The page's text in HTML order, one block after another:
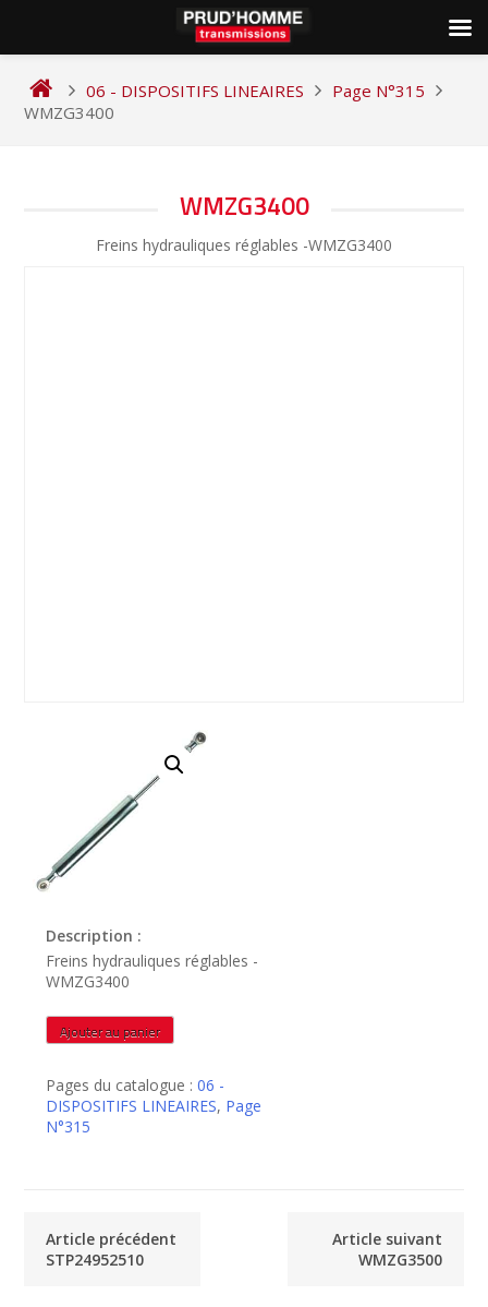
content
06 - DISPOSITIFS LINEAIRES
Page N°315
WMZG3400
WMZG3400
Freins hydrauliques réglables -WMZG3400
Description :
Freins hydrauliques réglables -
WMZG3400
quantité
de
Ajouter au panier
Pages du catalogue :06 -
DISPOSITIFS LINEAIRES, Page
N°315
Article précédent
STP24952510
Article suivant
WMZG3500